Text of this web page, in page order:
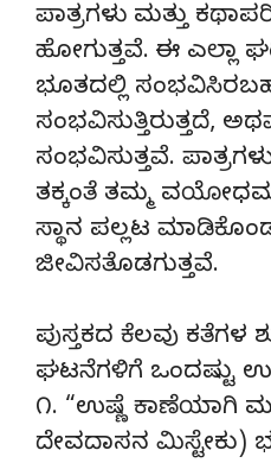
ಪಾತ್ರಗಳು ಮತ್ತು
ಹೋಗುತ್ತವೆ. ಈ ಎಲ್ಲಾ
ಭೂತದಲ್ಲಿ
ಸಂಭವಿಸುತ್ತಿರುತ್ತದೆ,
ಸಂಭವಿಸುತ್ತವೆ.
ತಕ್ಕಂತೆ ತಮ್ಮ
ಸ್ಥಾನ ಪಲ್ಲಟ
ಜೀವಿಸತೊಡಗುತ್ತವೆ.
ಪುಸ್ತಕದ ಕೆಲವು ಕತೆಗಳ
ಘಟನೆಗಳಿಗೆ ಒಂದಷ್ಟು
೧. “ಉಷ್ಣೆ ಕಾಣೆಯಾಗಿ
ದೇವದಾಸನ ಮಿಸ್ಟೇಕು)